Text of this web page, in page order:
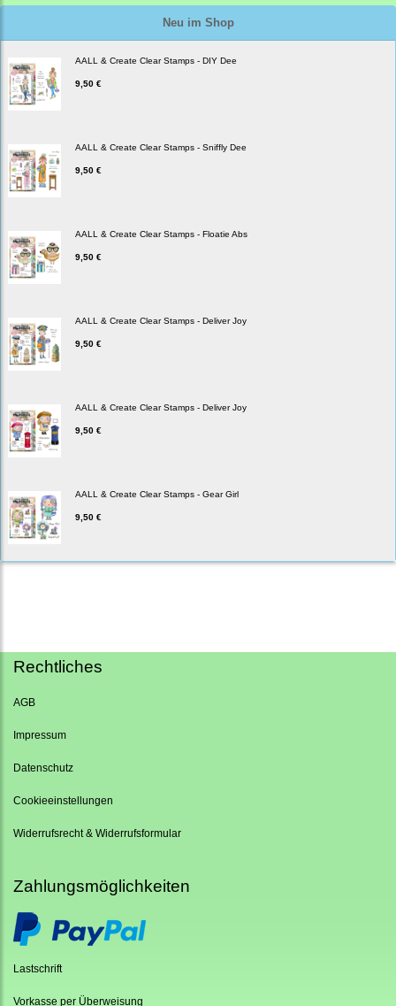
Neu im Shop
AALL & Create Clear Stamps - DIY Dee
9,50 €
AALL & Create Clear Stamps - Sniffly Dee
9,50 €
AALL & Create Clear Stamps - Floatie Abs
9,50 €
AALL & Create Clear Stamps - Deliver Joy
9,50 €
AALL & Create Clear Stamps - Deliver Joy
9,50 €
AALL & Create Clear Stamps - Gear Girl
9,50 €
Rechtliches
AGB
Impressum
Datenschutz
Cookieeinstellungen
Widerrufsrecht & Widerrufsformular
Zahlungsmöglichkeiten
Lastschrift
Vorkasse per Überweisung